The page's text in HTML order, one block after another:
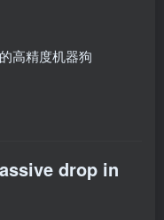
高精度机器狗
drop in